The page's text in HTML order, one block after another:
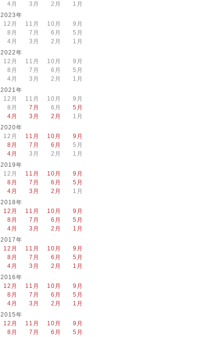
4月
3月 2月
1月
2023年
12月
11月 10月
9月
8月
7月 6月
5月
4月
3月 2月
1月
2022年
12月
11月 10月
9月
8月
7月 6月
5月
4月
3月 2月
1月
2021年
12月
11月 10月
9月
8月
7月 6月
5月
4月
3月 2月
1月
2020年
12月
11月 10月
9月
8月
7月 6月
5月
4月
3月 2月
1月
2019年
12月
11月 10月
9月
8月
7月 6月
5月
4月
3月 2月
1月
2018年
12月
11月 10月
9月
8月
7月 6月
5月
4月
3月 2月
1月
2017年
12月
11月 10月
9月
8月
7月 6月
5月
4月
3月 2月
1月
2016年
12月
11月 10月
9月
8月
7月 6月
5月
4月
3月 2月
1月
2015年
12月
11月 10月
9月
8月
7月 6月
5月